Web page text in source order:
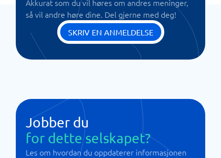
Akkurat som du vil høres om andres meninger,
så vil andre høre dine. Del gjerne med deg!
SKRIV EN ANMELDELSE
Jobber du
for dette selskapet?
Les om hvordan du oppdaterer informasjonen